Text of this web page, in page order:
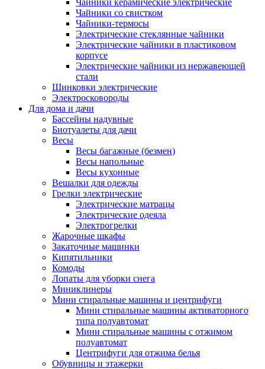
Чайники со свистком
Чайники-термосы
Электрические стеклянные чайники
Электрические чайники в пластиковом
корпусе
Электрические чайники из нержавеющей
стали
Шинковки электрические
Электросковороды
Для дома и дачи
Бассейны надувные
Биотуалеты для дачи
Весы
Весы багажные (безмен)
Весы напольные
Весы кухонные
Вешалки для одежды
Грелки электрические
Электрические матрацы
Электрические одеяла
Электрогрелки
Жарочные шкафы
Закаточные машинки
Кипятильники
Комоды
Лопаты для уборки снега
Миниклинеры
Мини стиральные машины и центрифуги
Мини стиральные машины активаторного
типа полуавтомат
Мини стиральные машины с отжимом
полуавтомат
Центрифуги для отжима белья
Обувницы и этажерки